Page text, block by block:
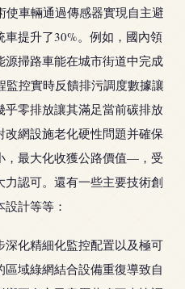
車輛通過傳感器實現自主避
提升了30%。例如，國內領
掃路車能在城市街道中完成
監控實時反饋排污調度數據讓
零排放讓其滿足當前碳排放
網設施老化硬性問題并確保
，最大化收獲公路價值—，受
認可。還有一些主要技術創
計等等：
化精細化監控配置以及極可
域綠網結合設備重復導致自